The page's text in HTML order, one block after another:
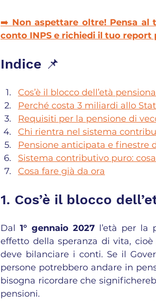
➡️ Non aspettare oltre! Pensa
conto INPS e richiedi il tuo
Indice 📌
Cos’è il blocco dell’età
Perché costa 3 miliardi allo
Requisiti per la pensione di
Chi rientra nel sistema
Pensione anticipata e finestre
Sistema contributivo puro:
Cosa fare già da ora
1. Cos’è il blocco
Dal 1° gennaio 2027 l’età per la
effetto della speranza di vita,
deve bilanciare i conti. Se il
persone potrebbero andare in
bisogna ricordare che
pensioni.